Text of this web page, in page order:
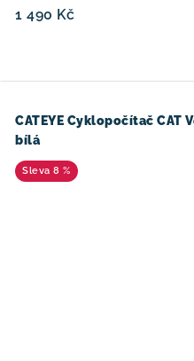
1 490 Kč
CATEYE Cyklopočítač CAT
bílá
8 %